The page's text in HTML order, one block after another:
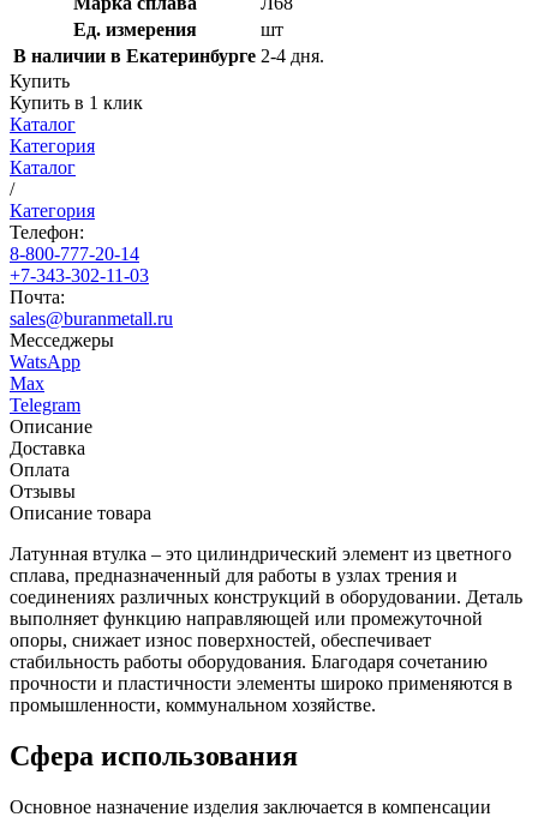
Ед. измерения
шт
В наличии в Екатеринбурге 2-4 дня.
Купить
Купить в 1 клик
Каталог
Категория
Каталог
/
Категория
Телефон:
8-800-777-20-14
+7-343-302-11-03
Почта:
sales@buranmetall.ru
Месседжеры
WatsApp
Max
Telegram
Описание
Доставка
Оплата
Отзывы
Описание товара
Латунная втулка – это цилиндрический элемент из цветного
сплава, предназначенный для работы в узлах трения и
соединениях различных конструкций в оборудовании. Деталь
выполняет функцию направляющей или промежуточной
опоры, снижает износ поверхностей, обеспечивает
стабильность работы оборудования. Благодаря сочетанию
прочности и пластичности элементы широко применяются в
промышленности, коммунальном хозяйстве.
Сфера использования
Основное назначение изделия заключается в компенсации